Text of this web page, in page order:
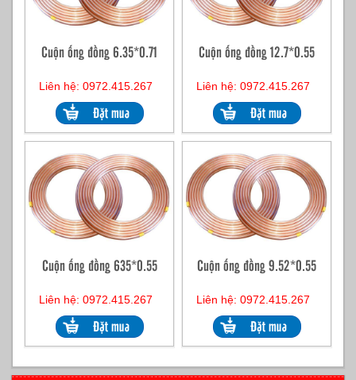
Cuộn ống đồng 6.35*0.71
Liên hệ: 0972.415.267
Cuộn ống đồng 12.7*0.55
Liên hệ: 0972.415.267
Cuộn ống đồng 635*0.55
Liên hệ: 0972.415.267
Cuộn ống đồng 9.52*0.55
Liên hệ: 0972.415.267